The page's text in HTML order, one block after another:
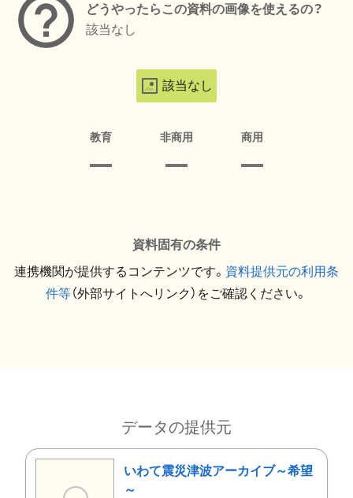
どうやったらこの資料の画像を使えるの？
該当なし
該当なし
教育 非商用 商用
資料固有の条件
連携機関が提供するコンテンツです。 資料提供元の利用条
件等（外部サイトへリンク）をご確認ください。
データの提供元
いわて震災津波アーカイブ～希望
～